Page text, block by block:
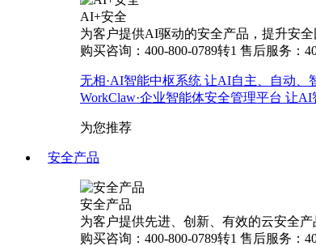
AI+安全
为客户提供AI驱动的安全产品，提升安
购买咨询：400-800-0789转1 售后服务：
无相·AI智能中枢系统 让AI自主、自动、
WorkClaw·企业智能体安全管理平台 让AI
为您推荐
安全产品
安全产品
为客户提供先进、创新、有效的云安全
购买咨询：400-800-0789转1 售后服务：